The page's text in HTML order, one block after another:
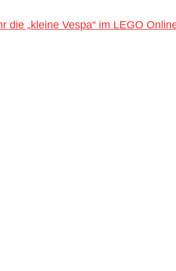
die „kleine Vespa“ im LEGO